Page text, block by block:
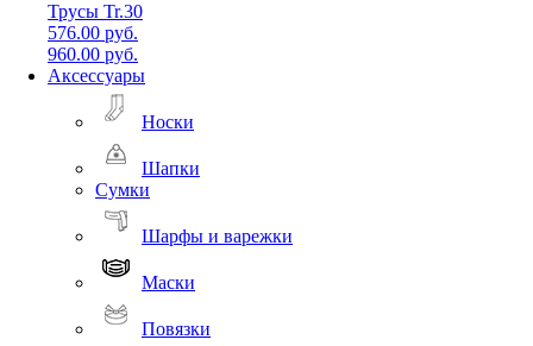
Трусы Tr.30
576.00 руб.
960.00 руб.
Аксессуары
Носки
Шапки
Сумки
Шарфы и варежки
Маски
Повязки